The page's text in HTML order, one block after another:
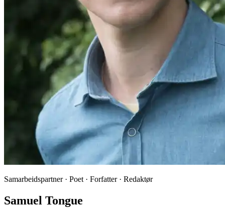
Samarbeidspartner · Poet · Forfatter · Redaktør
Samuel Tongue